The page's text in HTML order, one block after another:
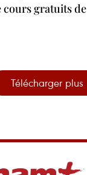
gratuits de
Télécharger plus